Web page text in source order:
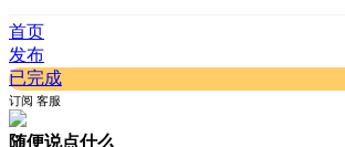
首页
发布
已完成
订阅 客服
随便说点什么